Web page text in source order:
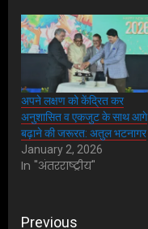
अपने लक्षण को केंद्रित कर
अनुशासित व एकजुट के साथ आगे
बढ़ाने की जरूरत: अतुल भटनागर
January 2, 2026
In "अंतरराष्ट्रीय"
Previous